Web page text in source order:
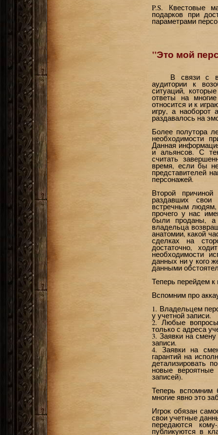
P.S. Квестовые
подарков при
параметрами
"Это мой
В связи с
аудитории к
ситуаций,
ответы на
относится и к
игру, а наоборот
раздавалось на
Более полутора
необходимости
Данная
и альянсов. С
считать
время, если бы
представителей
персонажей.
Второй
раздавших
встречным людям,
прочего у нас
были проданы, а
владельца
анатомии, какой
сделках на
достаточно,
необходимости
данных ни у кого
данными
Теперь перейдем
Вспомним про
1. Владельцем
у учетной записи.
2. Любые вопросы
только с адреса
3. Заявки на
записи.
4. Заявки на
гарантий на
детализировать
новые вероятные
записей).
Теперь вспомним
многие явно это
Игрок обязан
свои учетные
передаются
публикуются в